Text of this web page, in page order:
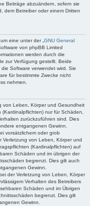
Beiträge abzuändern, sofern sie
dem Betreiber oder einem Dritten
eine unter der „ GNU General
von phpBB Limited
werden durch die
zur Verfügung gestellt. Beide
Software verwendet wird. Sie
für bestimmte Zwecke nicht
nehmen.
von Leben, Körper und Gesundheit
nur für Schäden,
zurückzuführen sind. Dies
entgangenen Gewinn.
vorsätzlichem oder grob
Verletzung von Leben, Körper und
(Kardinalpflichten) auf
Schäden und im übrigen der
begrenzt. Dies gilt auch
Gewinn.
der Verletzung von Leben, Körper
Verhalten des Betreibers
Schäden und im Übrigen
begrenzt. Dies gilt
Gewinn.